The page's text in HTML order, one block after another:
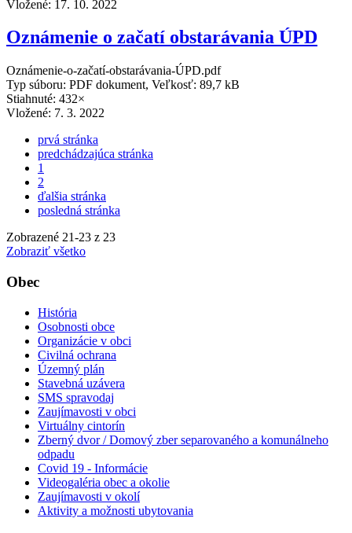
Vložené: 17. 10. 2022
Oznámenie o začatí obstarávania ÚPD
Oznámenie-o-začatí-obstarávania-ÚPD.pdf
Typ súboru: PDF dokument, Veľkosť: 89,7 kB
Stiahnuté: 432×
Vložené: 7. 3. 2022
prvá stránka
predchádzajúca stránka
1
2
ďalšia stránka
posledná stránka
Zobrazené 21-23 z 23
Zobraziť všetko
Obec
História
Osobnosti obce
Organizácie v obci
Civilná ochrana
Územný plán
Stavebná uzávera
SMS spravodaj
Zaujímavosti v obci
Virtuálny cintorín
Zberný dvor / Domový zber separovaného a komunálneho
odpadu
Covid 19 - Informácie
Videogaléria obec a okolie
Zaujímavosti v okolí
Aktivity a možnosti ubytovania